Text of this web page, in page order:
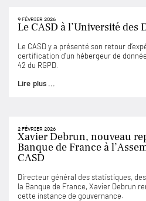
9 FÉVRIER 2026
Le CASD à l’Université des
Le CASD y a présenté son retour
certification d’un hébergeur de
42 du RGPD.
Lire plus ...
2 FÉVRIER 2026
Xavier Debrun, nouveau
Banque de France à
CASD
Directeur général des statistiques,
la Banque de France, Xavier Debrun
cette instance de gouvernance.